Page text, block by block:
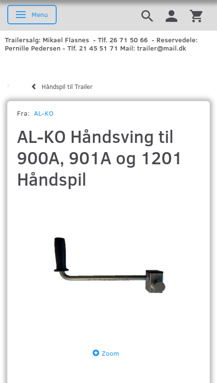
Skifte navigation
Menu
Trailersalg: Mikael Flasnes - Tlf. 26 71 50 66 - Reservedele:
Pernille Pedersen - Tlf. 21 45 51 71 Mail: trailer@mail.dk
Håndspil til Trailer
Fra: AL-KO
AL-KO Håndsving til
900A, 901A og 1201
Håndspil
Zoom